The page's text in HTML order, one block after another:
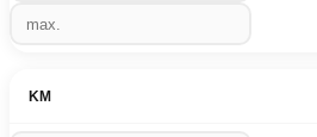
KM